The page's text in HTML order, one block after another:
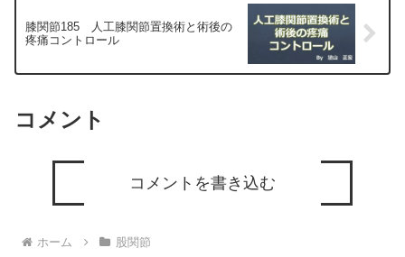
膝関節185 人工膝関節置換術と術後の
疼痛コントロール
コメント
コメントを書き込む
ホーム 股関節